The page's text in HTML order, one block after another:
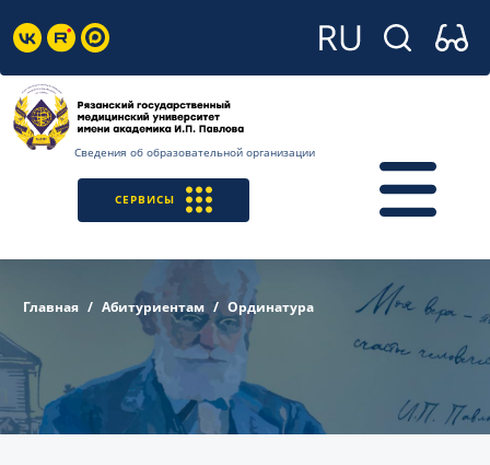
Сведения об образовательной организации
СЕРВИСЫ
Главная Абитуриентам Ординатура